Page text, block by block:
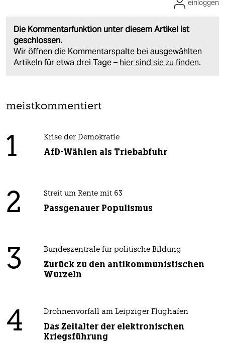
Die Kommentarfunktion unter diesem Artikel ist
geschlossen.
Wir öffnen die Kommentarspalte bei ausgewählten
Artikeln für etwa drei Tage – hier sind sie zu finden.
einloggen
meistkommentiert
1 Krise der Demokratie
AfD-Wählen als Triebabfuhr
2 Streit um Rente mit 63
Passgenauer Populismus
3 Bundeszentrale für politische Bildung
Zurück zu den antikommunistischen
Wurzeln
4 Drohnenvorfall am Leipziger Flughafen
Das Zeitalter der elektronischen
Kriegsführung